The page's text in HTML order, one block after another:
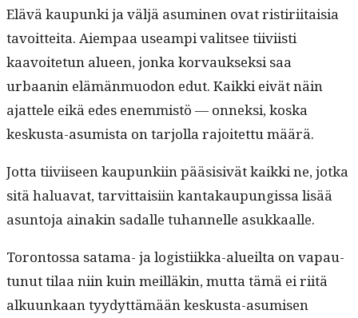
Elävä kaupun­ki ja väljä asum­i­nen ovat ris­tiri­itaisia
tavoit­tei­ta. Aiem­paa use­ampi val­it­see tiivi­isti
kaavoite­tun alueen, jon­ka kor­vauk­sek­si saa
urbaanin elämän­muodon edut. Kaik­ki eivät näin
ajat­tele eikä edes enem­mistö — onnek­si, kos­ka
keskus­ta-asum­ista on tar­jol­la rajoitet­tu määrä.
Jot­ta tiivi­iseen kaupunki­in pää­si­sivät kaik­ki ne, jot­ka
sitä halu­a­vat, tarvit­taisi­in kan­takaupungis­sa lisää
asun­to­ja ainakin sadalle tuhan­nelle asukkaalle.
Toron­tossa sata­ma- ja logis­ti­ik­ka-alueil­ta on vapau­
tunut tilaa niin kuin meil­läkin, mut­ta tämä ei riitä
alku­unkaan tyy­dyt­tämään keskus­ta-asumisen